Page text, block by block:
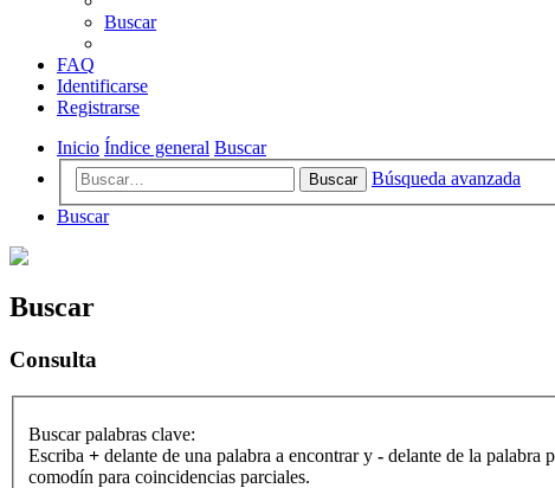
Buscar
FAQ
Identificarse
Registrarse
Inicio Índice general Buscar
Buscar
Búsqueda avanzada
Buscar
Buscar
Consulta
Buscar palabras clave:
Escriba + delante de una palabra a encontrar y - delante de la palabra
comodín para coincidencias parciales.